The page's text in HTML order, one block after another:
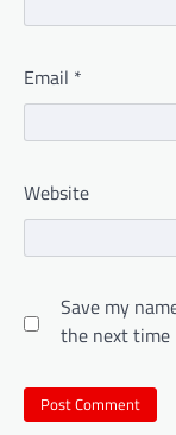
Email *
Website
Save my
the next time